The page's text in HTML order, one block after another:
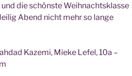
die schöns­te Weih­nachts­klas­se
Abend nicht mehr so lan­ge
Kaze­mi, Mie­ke Lefel, 10a –